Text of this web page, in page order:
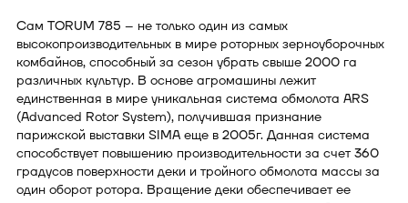
Сам TORUM 785 – не только один из самых
высокопроизводительных в мире роторных зерноуборочных
комбайнов, способный за сезон убрать свыше 2000 га
различных культур. В основе агромашины лежит
единственная в мире уникальная система обмолота ARS
(Advanced Rotor System), получившая признание
парижской выставки SIMA еще в 2005г. Данная система
способствует повышению производительности за счет 360
градусов поверхности деки и тройного обмолота массы за
один оборот ротора. Вращение деки обеспечивает ее